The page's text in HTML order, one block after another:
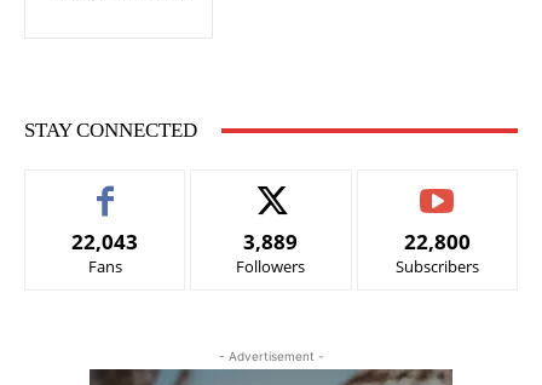
STAY CONNECTED
22,043
Fans
3,889
Followers
22,800
Subscribers
- Advertisement -